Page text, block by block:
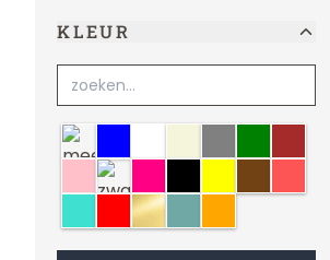
KLEUR
meerkleurig
lichtrozezwart-wit
turquoise
roodgoud